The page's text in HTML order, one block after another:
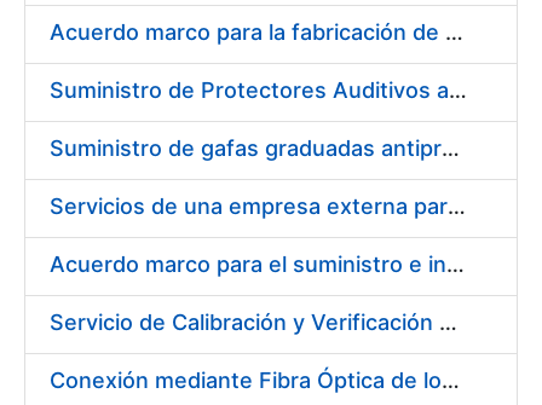
Erakutsi/Ezkutatu
Acuerdo marco para la fabricación de piezas
Suministro de Protectores Auditivos a medida para las personas trabajadoras de los Centros de Trabajo de Madrid y Burgos
Suministro de gafas graduadas antiproyecciones para los trabajadores de la FNMT-RCM en los centros de trabajo de Madrid y Burgos
Servicios de una empresa externa para el asesoramiento y resolución de los recursos de alzada que se presentan relacionados con procesos de selección para la FNMT-RCM
Acuerdo marco para el suministro e instalación de persianas, estores y otros complementos
Servicio de Calibración y Verificación Externa de los Equipos de Medición del Servicio de Prevención de la FNMT-RCM
Conexión mediante Fibra Óptica de los Centros de Proceso de Datos (CPDs) de las sedes de la FNMT-RCM de Burgos y Madrid